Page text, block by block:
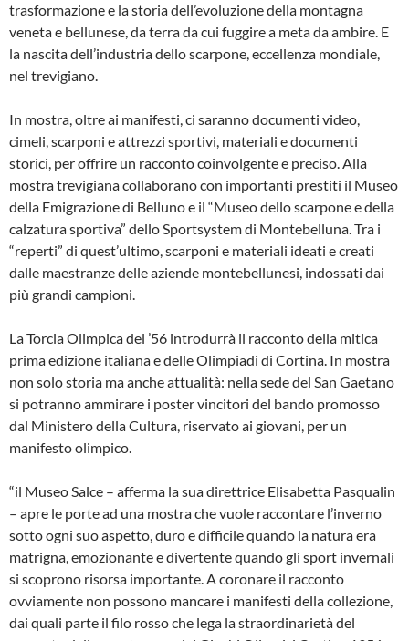
trasformazione e la storia dell’evoluzione della montagna
veneta e bellunese, da terra da cui fuggire a meta da ambire. E
la nascita dell’industria dello scarpone, eccellenza mondiale,
nel trevigiano.
In mostra, oltre ai manifesti, ci saranno documenti video,
cimeli, scarponi e attrezzi sportivi, materiali e documenti
storici, per offrire un racconto coinvolgente e preciso. Alla
mostra trevigiana collaborano con importanti prestiti il Museo
della Emigrazione di Belluno e il “Museo dello scarpone e della
calzatura sportiva” dello Sportsystem di Montebelluna. Tra i
“reperti” di quest’ultimo, scarponi e materiali ideati e creati
dalle maestranze delle aziende montebellunesi, indossati dai
più grandi campioni.
La Torcia Olimpica del ’56 introdurrà il racconto della mitica
prima edizione italiana e delle Olimpiadi di Cortina. In mostra
non solo storia ma anche attualità: nella sede del San Gaetano
si potranno ammirare i poster vincitori del bando promosso
dal Ministero della Cultura, riservato ai giovani, per un
manifesto olimpico.
“il Museo Salce – afferma la sua direttrice Elisabetta Pasqualin
– apre le porte ad una mostra che vuole raccontare l’inverno
sotto ogni suo aspetto, duro e difficile quando la natura era
matrigna, emozionante e divertente quando gli sport invernali
si scoprono risorsa importante. A coronare il racconto
ovviamente non possono mancare i manifesti della collezione,
dai quali parte il filo rosso che lega la straordinarietà del